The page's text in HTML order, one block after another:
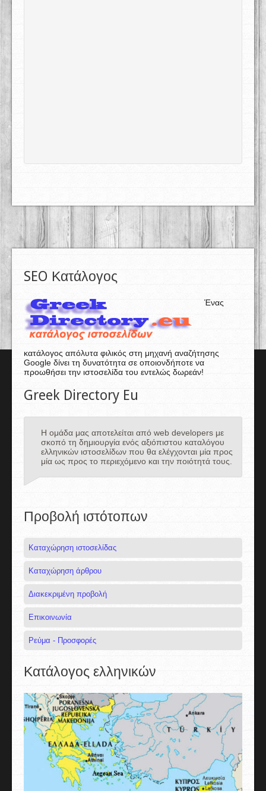
SEO Κατάλογος
Ένας
κατάλογος απόλυτα φιλικός στη μηχανή αναζήτησης
Google δίνει τη δυνατότητα σε οποιονδήποτε να
προωθήσει την ιστοσελίδα του εντελώς δωρεάν!
Greek Directory Eu
Η ομάδα μας αποτελείται από web developers με
σκοπό τη δημιουργία ενός αξιόπιστου καταλόγου
ελληνικών ιστοσελίδων που θα ελέγχονται μία προς
μία ως προς το περιεχόμενο και την ποιότητά τους.
Προβολή ιστότοπων
Καταχώρηση ιστοσελίδας
Καταχώρηση άρθρου
Διακεκριμένη προβολή
Επικοινωνία
Ρεύμα - Προσφορές
Κατάλογος ελληνικών